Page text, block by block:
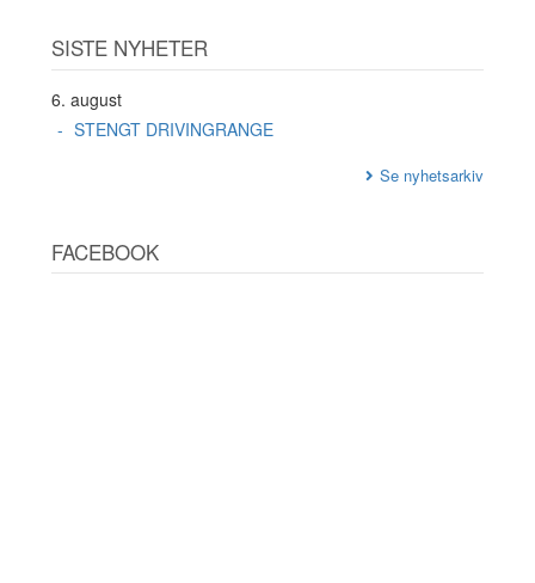
SISTE NYHETER
6. august
STENGT DRIVINGRANGE
Se nyhetsarkiv
FACEBOOK